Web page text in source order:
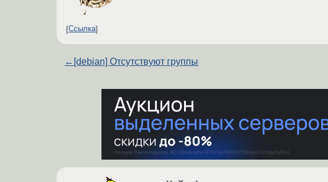
Ссылка
← [debian] Отсутствуют группы